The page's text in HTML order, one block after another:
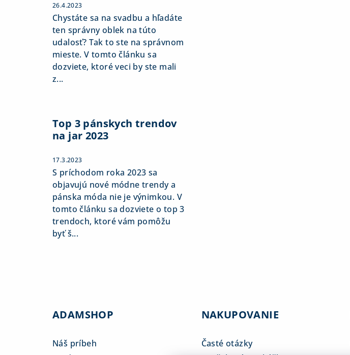
26.4.2023
Chystáte sa na svadbu a hľadáte
ten správny oblek na túto
udalosť? Tak to ste na správnom
mieste. V tomto článku sa
dozviete, ktoré veci by ste mali
z...
Top 3 pánskych trendov
na jar 2023
17.3.2023
S príchodom roka 2023 sa
objavujú nové módne trendy a
pánska móda nie je výnimkou. V
tomto článku sa dozviete o top 3
trendoch, ktoré vám pomôžu
byť š...
ADAMSHOP
Náš príbeh
NAKUPOVANIE
Časté otázky